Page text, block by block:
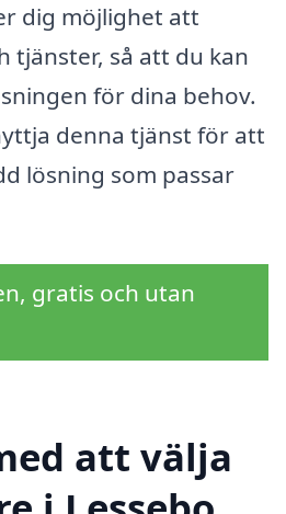
dig möjlighet att
tjänster, så att du kan
för dina behov.
denna tjänst för att
lösning som passar
gratis och utan
att välja